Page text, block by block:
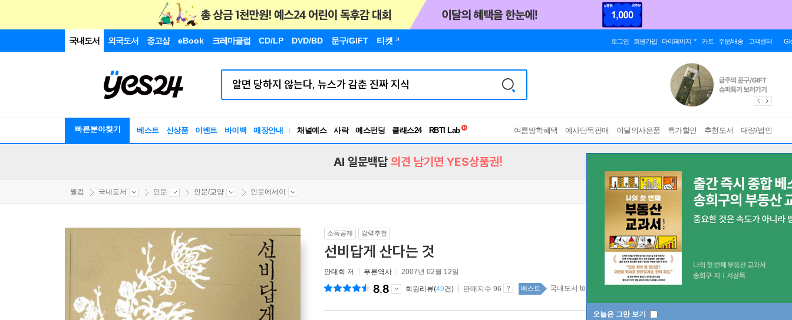
국내도서 외국도서 중고샵 eBook 크레마클럽 CD/LP DVD/BD 문구/GIFT 티켓 로그인 회원가입 마이페이지 카트 주문/배송 고객센터
빠른분야찾기 베스트 신상품 이벤트 바이백 매장안내 채널예스 사락 예스펀딩 클래스24
독서유형검사
여름방학혜택 예사단독판매 이달의사은품 특가할인 추천도서 대량/법인
오늘은 그만 보기
AI 일문백답 의견 남기면 YES상품권!
웰컴 국내도서 인문 인문/교양 인문에세이
소득공제 강력추천
선비답게 산다는 것
안대회 저 푸른역사 2007년 02월 12일
8.8 회원리뷰(49건) 판매지수 96 베스트 국내도서 top100 1주